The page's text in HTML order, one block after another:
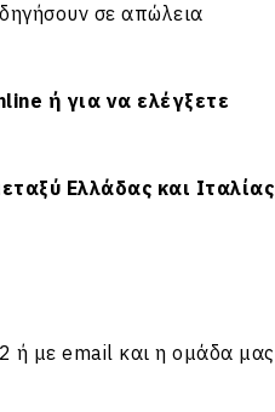
σε απώλεια
ή για να ελέγξετε
Ελλάδας και Ιταλίας
ή με email και η ομάδα μας